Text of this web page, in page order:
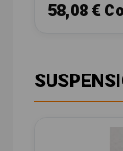
58,08 €